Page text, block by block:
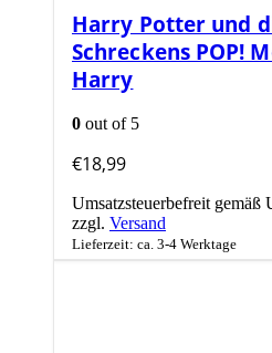
Harry Potter und
Schreckens POP!
Harry
0 out of 5
€18,99
Umsatzsteuerbefreit gemäß
zzgl. Versand
Lieferzeit: ca. 3-4 Werktage